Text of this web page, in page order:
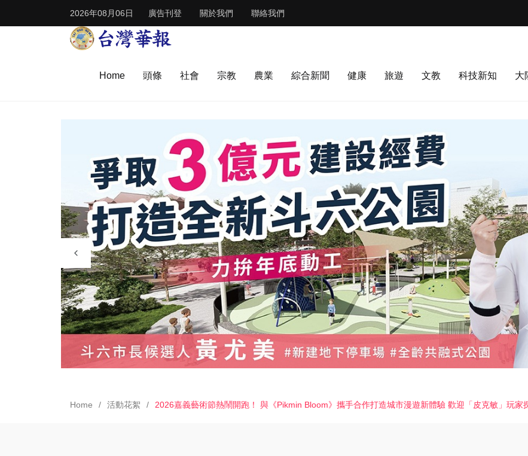
2026年08月06日 廣告刊登 關於我們 聯絡我們
Home 頭條 社會 宗教 農業 綜合新聞 健康 旅遊 文教 科技新知 大
Home 活動花絮 2026嘉義藝術節熱鬧開跑！ 與《Pikmin Bloom》攜手合作打造城市漫遊新體驗 歡迎「皮克敏」玩家